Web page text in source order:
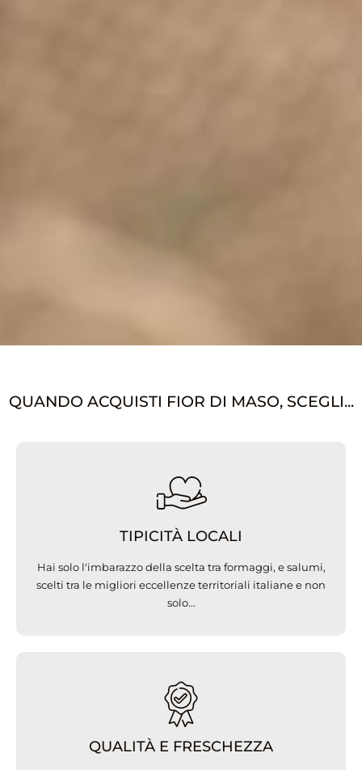
QUANDO ACQUISTI FIOR DI MASO, SCEGLI...
TIPICITÀ LOCALI
Hai solo l'imbarazzo della scelta tra formaggi, e salumi,
scelti tra le migliori eccellenze territoriali italiane e non
solo...
QUALITÀ E FRESCHEZZA